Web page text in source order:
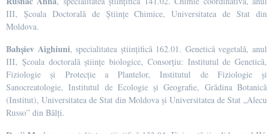
III, Școala Doctorală de Științe Chimice, Universitatea de Stat din
Moldova.
Bahșiev Aighiuni, specialitatea științifică 162.01. Genetică vegetală, anul
III, Școala doctorală științe biologice, Consorțiu: Institutul de Genetică,
Fiziologie și Protecție a Plantelor, Institutul de Fiziologie și
Sanocreatologie, Institutul de Ecologie și Geografie, Grădina Botanică
(Institut), Universitatea de Stat din Moldova și Universitatea de Stat „Alecu
Russo” din Bălți.